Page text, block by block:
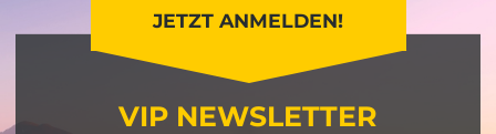
JETZT ANMELDEN!
VIP NEWSLETTER